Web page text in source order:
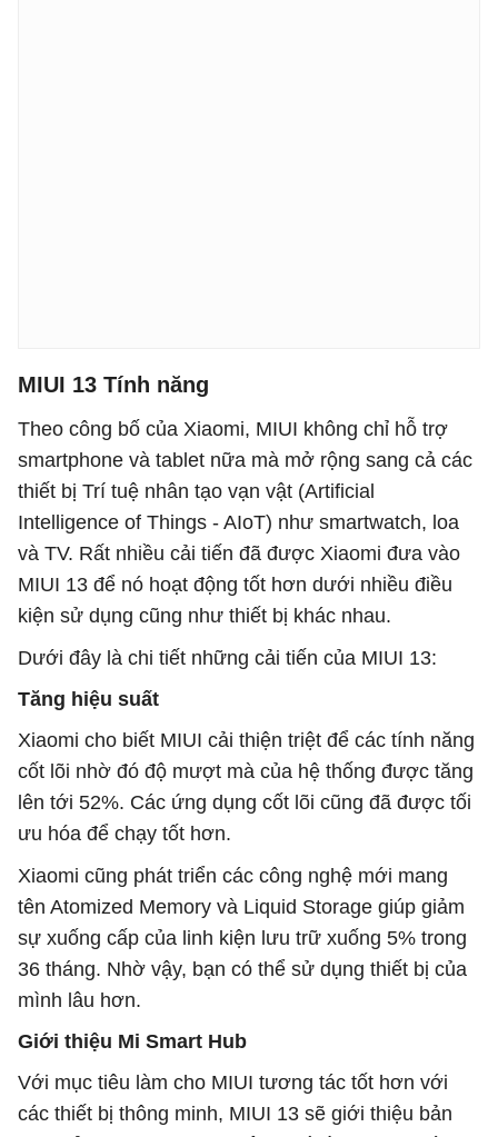
MIUI 13 Tính năng
Theo công bố của Xiaomi, MIUI không chỉ hỗ trợ
smartphone và tablet nữa mà mở rộng sang cả các
thiết bị Trí tuệ nhân tạo vạn vật (Artificial
Intelligence of Things - AIoT) như smartwatch, loa
và TV. Rất nhiều cải tiến đã được Xiaomi đưa vào
MIUI 13 để nó hoạt động tốt hơn dưới nhiều điều
kiện sử dụng cũng như thiết bị khác nhau.
Dưới đây là chi tiết những cải tiến của MIUI 13:
Tăng hiệu suất
Xiaomi cho biết MIUI cải thiện triệt để các tính năng
cốt lõi nhờ đó độ mượt mà của hệ thống được tăng
lên tới 52%. Các ứng dụng cốt lõi cũng đã được tối
ưu hóa để chạy tốt hơn.
Xiaomi cũng phát triển các công nghệ mới mang
tên Atomized Memory và Liquid Storage giúp giảm
sự xuống cấp của linh kiện lưu trữ xuống 5% trong
36 tháng. Nhờ vậy, bạn có thể sử dụng thiết bị của
mình lâu hơn.
Giới thiệu Mi Smart Hub
Với mục tiêu làm cho MIUI tương tác tốt hơn với
các thiết bị thông minh, MIUI 13 sẽ giới thiệu bản